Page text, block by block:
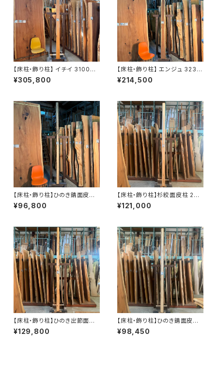
【床柱・飾り柱】 イチイ 3100×1
25×130㎜【オイル塗装 仕上げ
済み】
¥305,800
【床柱・飾り柱】 エンジュ 3230
×170×180㎜【オイル塗装 仕上
げ済み】
¥214,500
【床柱・飾り柱】ひのき錆面皮
柱 3000×115×115㎜【オイル
塗装 仕上げ済み】
¥96,800
【床柱・飾り柱】杉絞面皮柱 295
0×105×105㎜【植物油オイル仕
上げ】
¥121,000
【床柱・飾り柱】ひのき出節面皮
柱 3040×105×105㎜ 末口8
5φ㎜【植物油オイル仕上げ】
¥129,800
【床柱・飾り柱】ひのき錆面皮
柱 3000×115×115㎜【オイル
塗装 仕上げ済み】
¥98,450